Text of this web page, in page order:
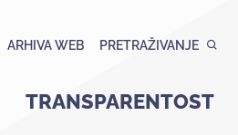
ARHIVA WEB PRETRAŽIVANJE
TRANSPARENTOST